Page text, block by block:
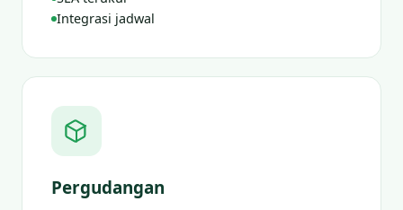
Integrasi jadwal
Pergudangan